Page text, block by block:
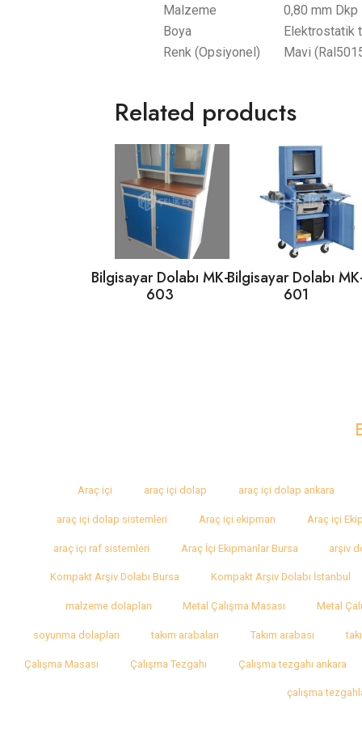
Malzeme
0,80 mm
Boya
Elektrostatik
Renk (Opsiyonel)
Mavi
Related products
Bilgisayar Dolabı MK-
603
Bilgisayar Dolabı
601
Araç içi araç içi dolap araç içi dolap ankara
araç içi dolap sistemleri Araç içi ekipman Araç içi
araç içi raf sistemleri Araç İçi Ekipmanlar Bursa arşiv
Kompakt Arşiv Dolabı Bursa Kompakt Arşiv Dolabı İstanbul
malzeme dolapları Metal Çalışma Masası Metal
soyunma dolapları takım arabaları Takım arabası
Çalışma Masası Çalışma Tezgahı Çalışma tezgahı ankara
çalışma